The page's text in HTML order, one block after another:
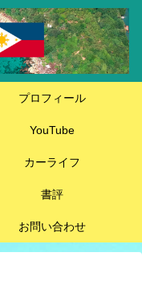
プロフィール
YouTube
カーライフ
書評
お問い合わせ